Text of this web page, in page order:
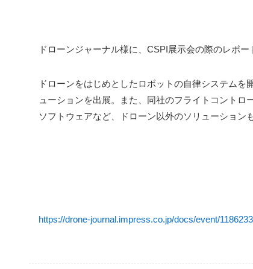
ドローンジャーナル様に、CSPI展示会の際のレポ
ドローンをはじめとしたロボットの自律システム
ューションを出展。また、同社のフライトコント
ソフトウェアなど、ドローン以外のソリューション
https://drone-journal.impress.co.jp/docs/event/